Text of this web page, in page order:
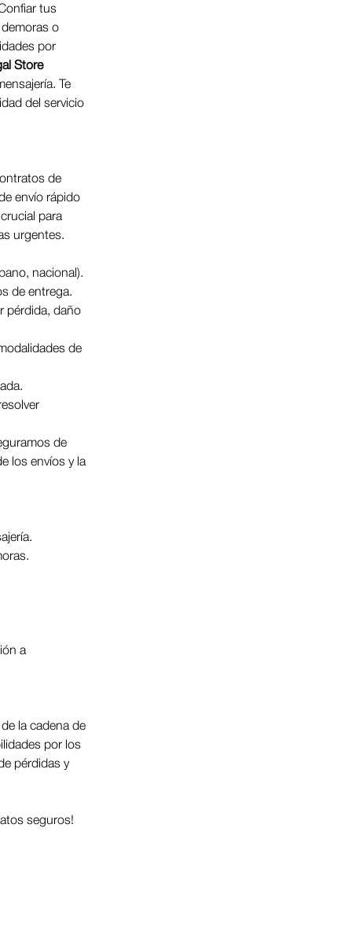
tus
o
por
Store
Te
del servicio
de
envío rápido
para
urgentes.
nacional).
de entrega.
pérdida, daño
de
de
los envíos y la
a
la cadena de
por los
pérdidas y
seguros!